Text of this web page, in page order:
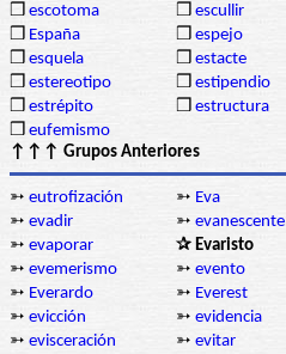
❒ escotoma ❒ escullir
❒ España ❒ espejo
❒ esquela ❒ estacte
❒ estereotipo ❒ estipendio
❒ estrépito ❒ estructura
❒ eufemismo
↑↑↑ Grupos Anteriores
➳ eutrofización ➳ Eva
➳ evadir ➳ evanescente
➳ evaporar ✰ Evaristo
➳ evemerismo ➳ evento
➳ Everardo ➳ Everest
➳ evicción ➳ evidencia
➳ evisceración ➳ evitar